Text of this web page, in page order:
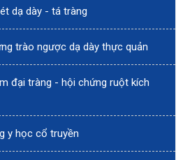
dạ dày - tá tràng
trào ngược dạ dày thực quản
đại tràng - hội chứng ruột kích
y học cổ truyền